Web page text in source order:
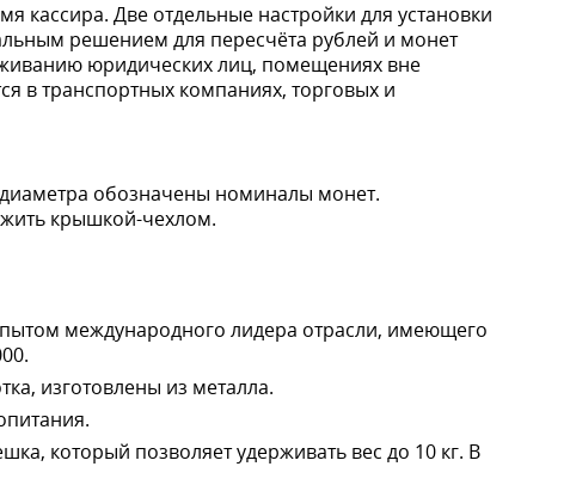
кассира. Две отдельные настройки для установки
решением для пересчёта рублей и монет
юридических лиц, помещениях вне
в транспортных компаниях, торговых и
обозначены номиналы монет.
крышкой-чехлом.
международного лидера отрасли, имеющего
изготовлены из металла.
который позволяет удерживать вес до 10 кг. В